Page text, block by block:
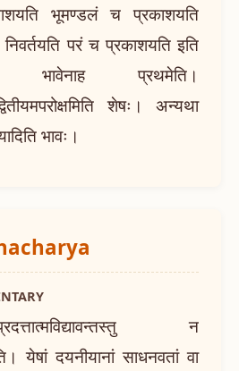
नाशयति भूमण्डलं च प्रकाशयति
परं च प्रकाशयति इति
भावेनाह प्रथमेति।
शेषः। अन्यथा
भावः।
न
येषां दयनीयानां साधनवतां वा